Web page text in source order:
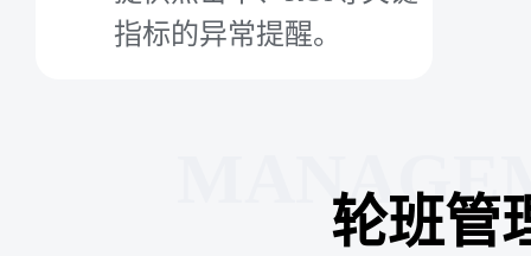
指标的异常提醒。
轮班管